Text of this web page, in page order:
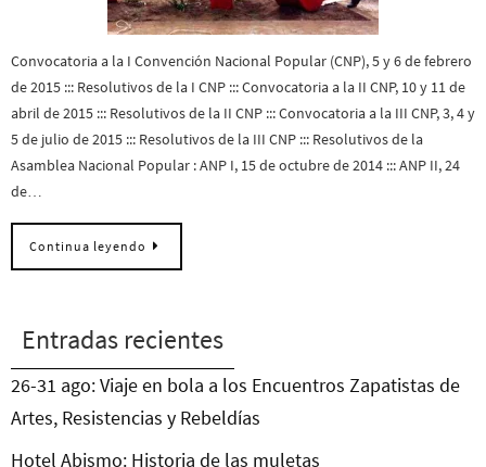
Convocatoria a la I Convención Nacional Popular (CNP), 5 y 6 de febrero
de 2015 ::: Resolutivos de la I CNP ::: Convocatoria a la II CNP, 10 y 11 de
abril de 2015 ::: Resolutivos de la II CNP ::: Convocatoria a la III CNP, 3, 4 y
5 de julio de 2015 ::: Resolutivos de la III CNP ::: Resolutivos de la
Asamblea Nacional Popular : ANP I, 15 de octubre de 2014 ::: ANP II, 24
de…
Continua leyendo
Entradas recientes
26-31 ago: Viaje en bola a los Encuentros Zapatistas de
Artes, Resistencias y Rebeldías
Hotel Abismo: Historia de las muletas